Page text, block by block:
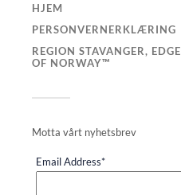
HJEM
PERSONVERNERKLÆRING
REGION STAVANGER, EDGE
OF NORWAY™
Motta vårt nyhetsbrev
Email Address*